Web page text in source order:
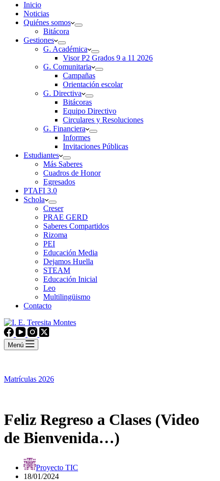
Inicio
Noticias
Quiénes somos
Bitácora
Gestiones
G. Académica
Visor P2 Grados 9 a 11 2026
G. Comunitaria
Campañas
Orientación escolar
G. Directiva
Bitácoras
Equipo Directivo
Circulares y Resoluciones
G. Financiera
Informes
Invitaciones Públicas
Estudiantes
Más Saberes
Cuadros de Honor
Egresados
PTAFI 3.0
Schola
Creser
PRAE GERD
Saberes Compartidos
Rizoma
PEI
Educación Media
Dejamos Huella
STEAM
Educación Inicial
Leo
Multilingüismo
Contacto
Menú
Matrículas 2026
Feliz Regreso a Clases (Video
de Bienvenida…)
Proyecto TIC
18/01/2024